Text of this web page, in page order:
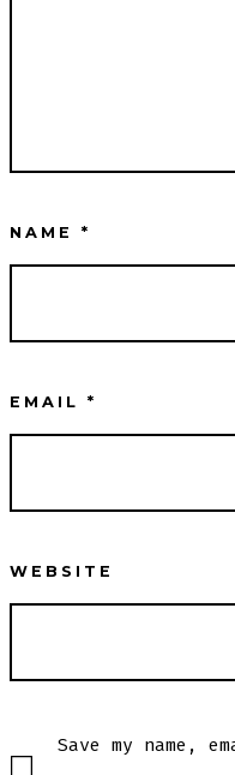
NAME*
EMAIL*
WEBSITE
Save my name,